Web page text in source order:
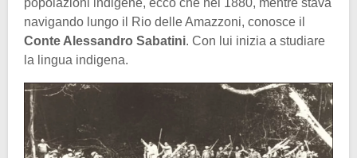
popolazioni indigene, ecco che nel 1880, mentre stava
navigando lungo il Rio delle Amazzoni, conosce il
Conte Alessandro Sabatini. Con lui inizia a studiare
la lingua indigena.